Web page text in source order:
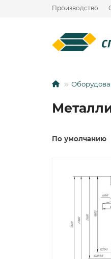
Производство
По умолчанию